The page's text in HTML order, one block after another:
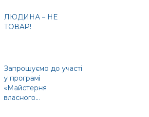
ЛЮДИНА – НЕ
ТОВАР!
Запрошуємо до участі
у програмі
«Майстерня
власного...